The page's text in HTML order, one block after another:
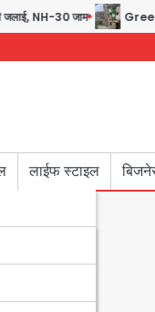
30 जाम Green Arch
लाईफ स्टाइल